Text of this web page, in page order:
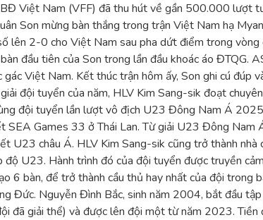
Việt Nam (VFF) đã thu hút về gần 500.000 lượt
Son mừng bàn thắng trong trận Việt Nam hạ
lên 2-0 cho Việt Nam sau pha dứt điểm trong vòng
đầu tiên của Son trong lần đầu khoác áo ĐTQG.
Việt Nam. Kết thúc trận hôm ấy, Son ghi cú đúp
đội tuyển của năm, HLV Kim Sang-sik đoạt
đội tuyển lần lượt vô địch U23 Đông Nam Á
SEA Games 33 ở Thái Lan. Từ giải U23 Đông
U23 châu Á. HLV Kim Sang-sik cũng trở thành
U23. Hành trình đó của đội tuyển được truyền
6 bàn, để trở thành cầu thủ hay nhất của đội trong
Đức. Nguyễn Đình Bắc, sinh năm 2004, bắt đầu
đã giải thể) và được lên đội một từ năm 2023.